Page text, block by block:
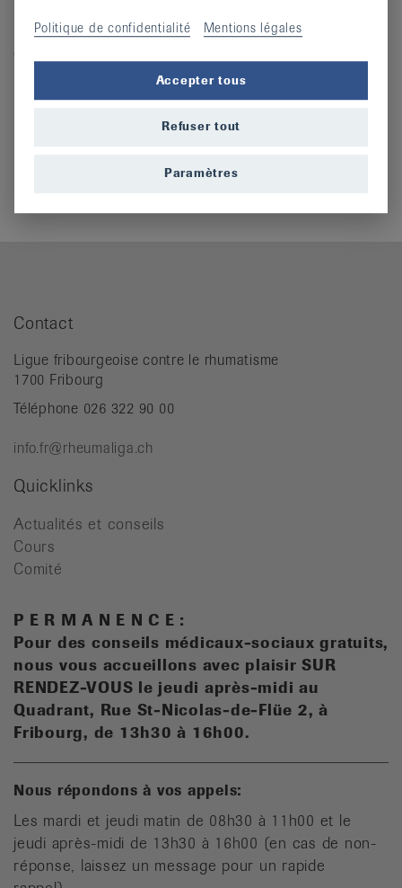
la LFR requiert votre soutien et votre générosité. Les
: CH27 0900 0000 1700 3590 7
Contact
Ligue fribourgeoise contre le rhumatisme
1700 Fribourg
Téléphone 026 322 90 00
info.fr@rheumaliga.ch
Quicklinks
Actualités et conseils
Cours
Comité
P E R M A N E N C E :
Pour des conseils médicaux-sociaux gratuits,
nous vous accueillons avec plaisir SUR
RENDEZ-VOUS le jeudi après-midi au
Quadrant, Rue St-Nicolas-de-Flüe 2, à
Fribourg, de 13h30 à 16h00.
Nous répondons à vos appels:
Les mardi et jeudi matin de 08h30 à 11h00 et le
jeudi après-midi de 13h30 à 16h00 (en cas de non-
réponse, laissez un message pour un rapide
Politique de confidentialité Mentions légales
Accepter tous
Refuser tout
Paramètres